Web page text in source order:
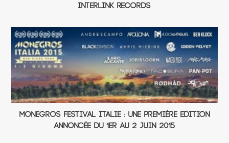
Interlink Records
Monegros Festival Italie : une Première Edition
annoncée du 1er au 2 juin 2015